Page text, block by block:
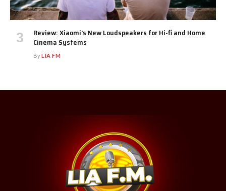
Review: Xiaomi’s New Loudspeakers for Hi-fi and Home
Cinema Systems
ByLIA FM